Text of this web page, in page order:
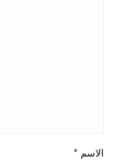
الاسم *